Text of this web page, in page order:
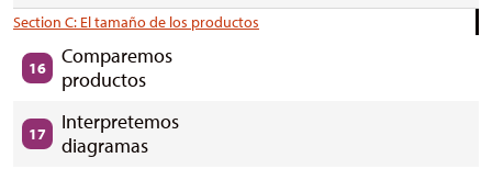
Section C: El tamaño de los productos
16
Comparemos
productos
17
Interpretemos
diagramas